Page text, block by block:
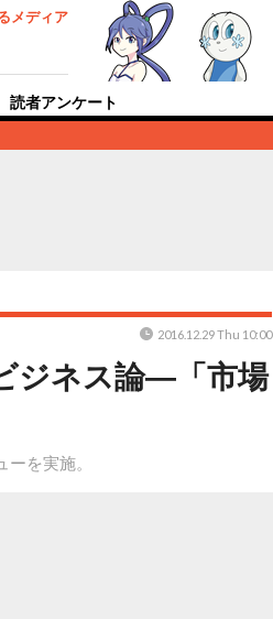
メディア
読者アンケート
ジネス論―「市場
を実施。
2016.12.29 Thu 10:00